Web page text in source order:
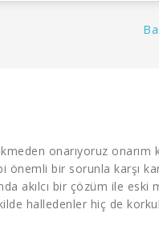
onarıyoruz onarım
bir sorunla karşı
akılcı bir çözüm ile
halledenler hiç de